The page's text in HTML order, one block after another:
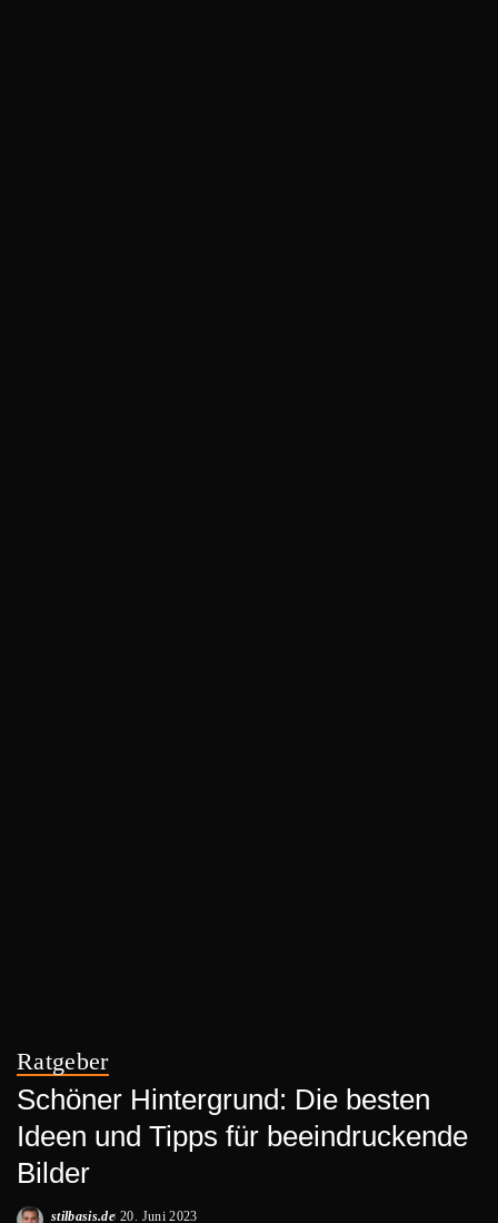
Ratgeber
Schöner Hintergrund: Die besten
Ideen und Tipps für beeindruckende
Bilder
stilbasis.de 20. Juni 2023